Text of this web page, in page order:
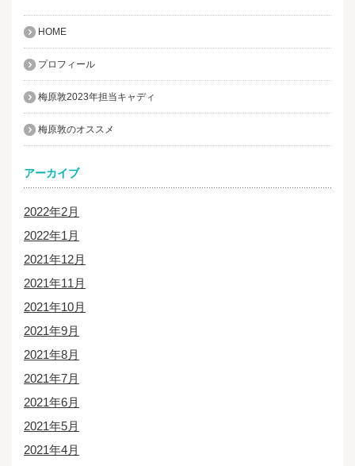
HOME
プロフィール
梅原敦2023年担当キャディ
梅原敦のオススメ
アーカイブ
2022年2月
2022年1月
2021年12月
2021年11月
2021年10月
2021年9月
2021年8月
2021年7月
2021年6月
2021年5月
2021年4月